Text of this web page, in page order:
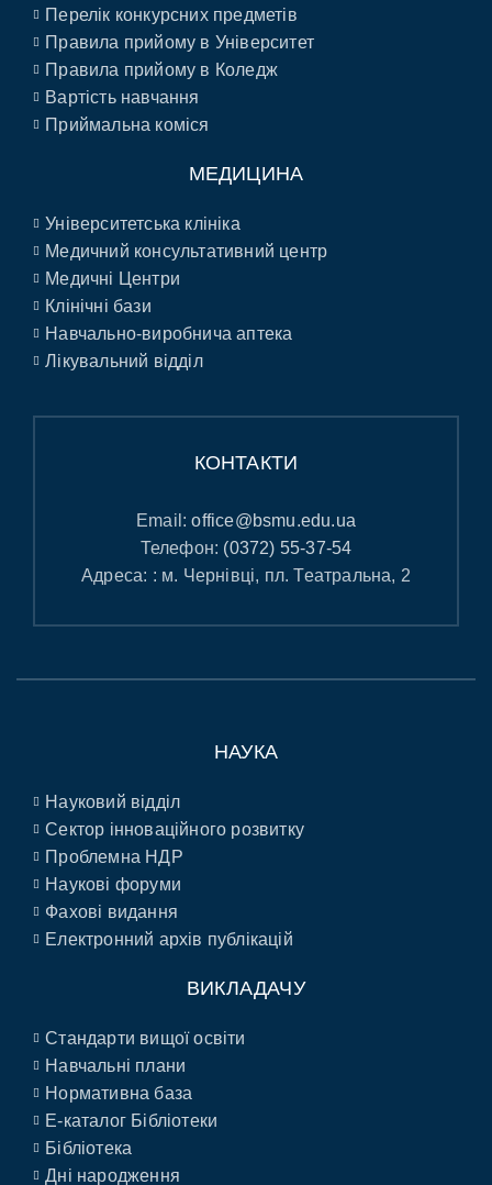
Перелік конкурсних предметів
Правила прийому в Університет
Правила прийому в Коледж
Вартість навчання
Приймальна коміся
МЕДИЦИНА
Університетська клініка
Медичний консультативний центр
Медичні Центри
Клінічні бази
Навчально-виробнича аптека
Лікувальний відділ
КОНТАКТИ
Email:office@bsmu.edu.ua
Телефон: (0372) 55-37-54
Адреса: : м. Чернівці, пл. Театральна, 2
НАУКА
Науковий відділ
Сектор інноваційного розвитку
Проблемна НДР
Наукові форуми
Фахові видання
Електронний архів публікацій
ВИКЛАДАЧУ
Стандарти вищої освіти
Навчальні плани
Нормативна база
E-каталог Бібліотеки
Бібліотека
Дні народження